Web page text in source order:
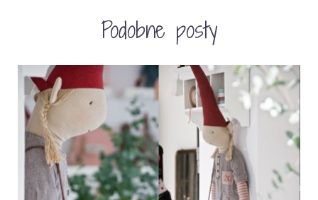
Podobne posty